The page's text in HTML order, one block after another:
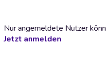
Nur angemeldete Nutzer
Jetzt anmelden